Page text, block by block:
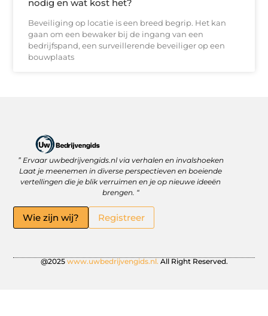
nodig en wat kost het?
Beveiliging op locatie is een breed begrip. Het kan
gaan om een bewaker bij de ingang van een
bedrijfspand, een surveillerende beveiliger op een
bouwplaats
” Ervaar uwbedrijvengids.nl via verhalen en invalshoeken
Laat je meenemen in diverse perspectieven en boeiende
vertellingen die je blik verruimen en je op nieuwe ideeën
brengen. “
Wie zijn wij? Registreer
@2025 www.uwbedrijvengids.nl. All Right Reserved.